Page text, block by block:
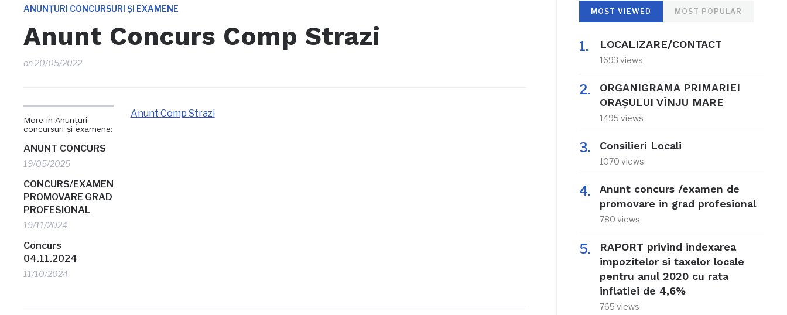
ANUNȚURI CONCURSURI ȘI EXAMENE
Anunt Concurs Comp Strazi
on20/05/2022
More in Anunțuri
concursuri și examene:
ANUNT CONCURS
19/05/2025
CONCURS/EXAMEN
PROMOVARE GRAD
PROFESIONAL
19/11/2024
Concurs
04.11.2024
11/10/2024
Anunt Comp Strazi
MOST VIEWED MOST POPULAR
LOCALIZARE/CONTACT
1693 views
ORGANIGRAMA PRIMARIEI
ORAŞULUI VÎNJU MARE
1495 views
Consilieri Locali
1070 views
Anunt concurs /examen de
promovare in grad profesional
780 views
RAPORT privind indexarea
impozitelor si taxelor locale
pentru anul 2020 cu rata
inflatiei de 4,6%
765 views